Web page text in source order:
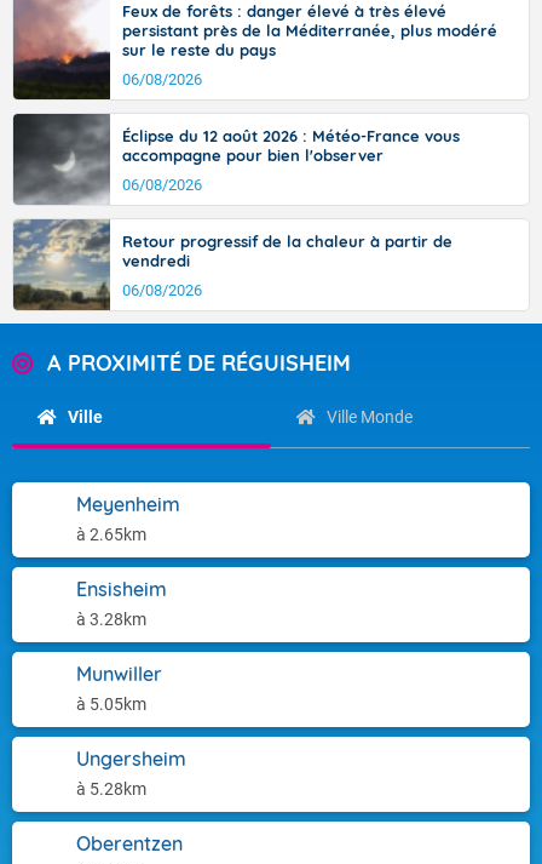
Feux de forêts : danger élevé à très élevé
persistant près de la Méditerranée, plus modéré
sur le reste du pays
06/08/2026
Éclipse du 12 août 2026 : Météo-France vous
accompagne pour bien l'observer
06/08/2026
Retour progressif de la chaleur à partir de
vendredi
06/08/2026
A PROXIMITÉ DE RÉGUISHEIM
Ville Ville Monde
Meyenheim
à 2.65km
Ensisheim
à 3.28km
Munwiller
à 5.05km
Ungersheim
à 5.28km
Oberentzen